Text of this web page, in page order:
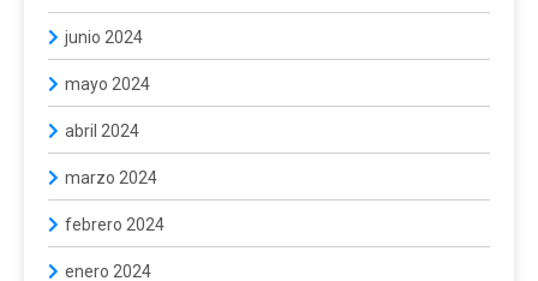
junio 2024
mayo 2024
abril 2024
marzo 2024
febrero 2024
enero 2024